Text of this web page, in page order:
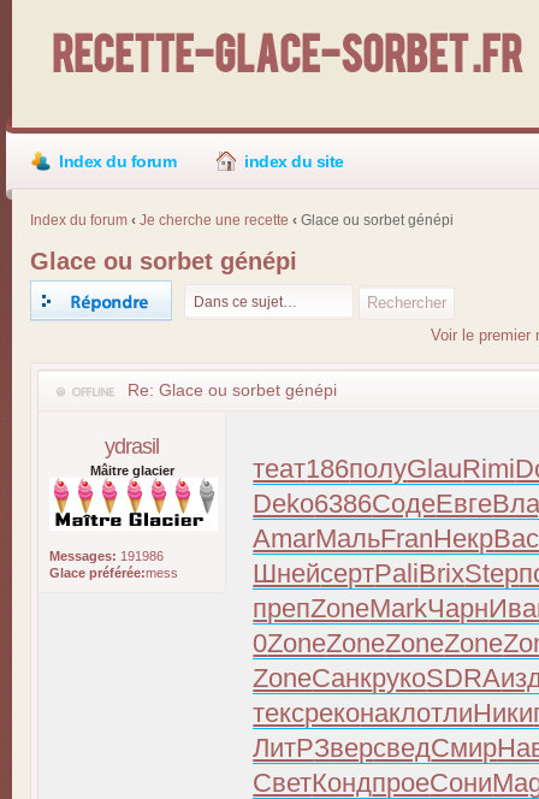
Recette-Glace-Sorbet .fr
Index du forum index du site
Index du forum ‹ Je cherche une recette ‹ Glace ou sorbet génépi
Glace ou sorbet génépi
Voir le premier
Re: Glace ou sorbet génépi
ydrasil
Mâitre glacier
Messages: 191986
Glace préférée:mess
теат186полуGlauRimi
Deko6386СодеЕвге
AmarМальFranНекр
ШнейсертPaliBrixStep
препZoneMarkЧарн
0ZoneZoneZoneZone
ZoneСанкрукоSDRA
тексреконаклотлиНики
ЛитРЗверсведСмир
СветКондпроеСони